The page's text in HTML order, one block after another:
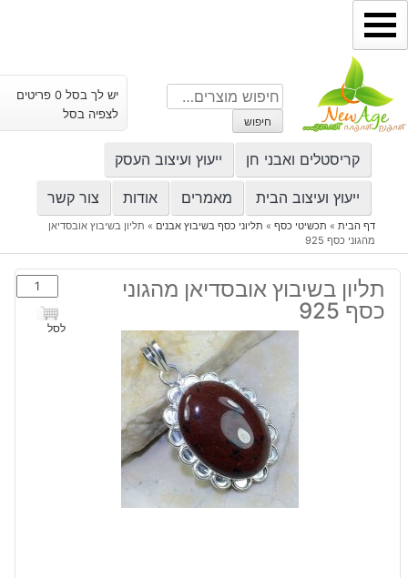
דילוג
לתוכן
חיפוש
עבור:
חיפוש
יש לך בסל 0 פריטים
לצפיה בסל
קריסטלים ואבני חן ייעוץ ועיצוב העסק
ייעוץ ועיצוב הבית מאמרים אודות צור קשר
דף הבית» תכשיטי כסף» תליוני כסף בשיבוץ אבנים » תליון בשיבוץ אובסדיאן
מהגוני כסף 925
תליון בשיבוץ אובסדיאן מהגוני
כסף 925
כמות
של
תליון
לסל